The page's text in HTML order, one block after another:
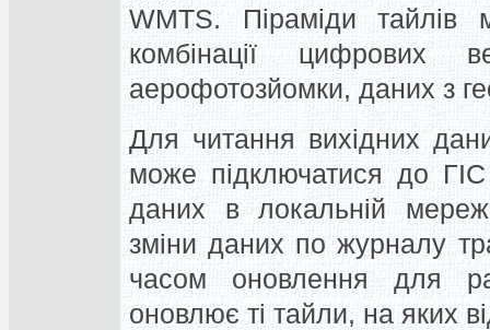
WMTS.
Піраміди тайлів
комбінації цифрових
аерофотозйомки, даних з
Для читання вихідних
може підключатися до
даних в локальній
зміни даних по журналу
часом оновлення для
оновлює ті тайли, на яких